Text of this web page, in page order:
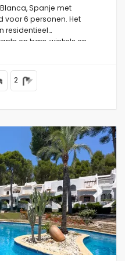
Spanje met
6 personen. Het
residentieel
en bars, winkels en
het strand.
2
Next